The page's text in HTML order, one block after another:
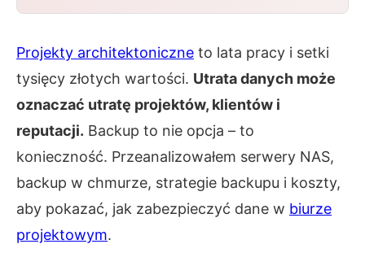
Projekty architektoniczne to lata pracy i setki
tysięcy złotych wartości. Utrata danych może
oznaczać utratę projektów, klientów i
reputacji. Backup to nie opcja – to
konieczność. Przeanalizowałem serwery NAS,
backup w chmurze, strategie backupu i koszty,
aby pokazać, jak zabezpieczyć dane w biurze
projektowym.